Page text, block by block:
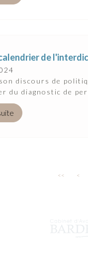
calendrier de
discours de
du diagnostic de
<< <